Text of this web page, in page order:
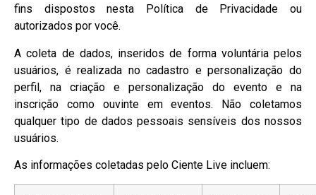
fins dispostos nesta Política de Privacidade ou
autorizados por você.
A coleta de dados, inseridos de forma voluntária pelos
usuários, é realizada no cadastro e personalização do
perfil, na criação e personalização do evento e na
inscrição como ouvinte em eventos. Não coletamos
qualquer tipo de dados pessoais sensíveis dos nossos
usuários.
As informações coletadas pelo Ciente Live incluem: